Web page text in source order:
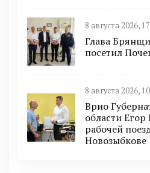
8 августа 2026,
Глава
посетил
8 августа 2026,
Врио
области Егор
рабочей
Новозыбкове